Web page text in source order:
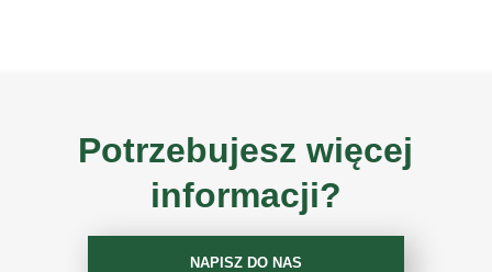
Potrzebujesz więcej
informacji?
NAPISZ DO NAS